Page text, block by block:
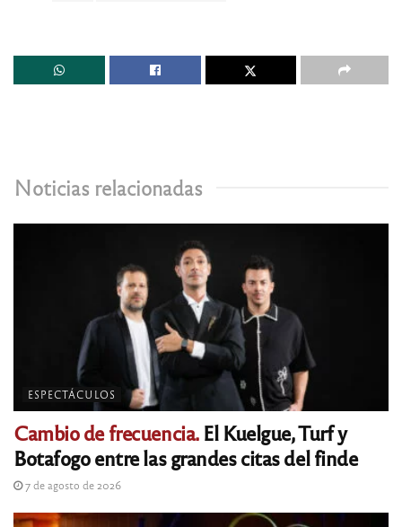
Noticias relacionadas
ESPECTÁCULOS
Cambio de frecuencia.El Kuelgue, Turf y
Botafogo entre las grandes citas del finde
7 de agosto de 2026